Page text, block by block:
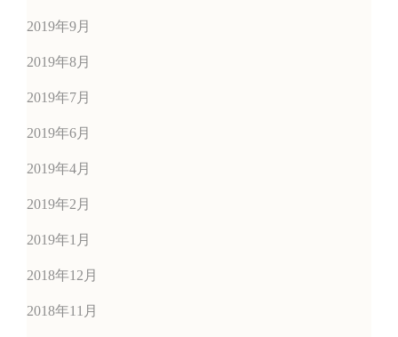
2019年9月
2019年8月
2019年7月
2019年6月
2019年4月
2019年2月
2019年1月
2018年12月
2018年11月